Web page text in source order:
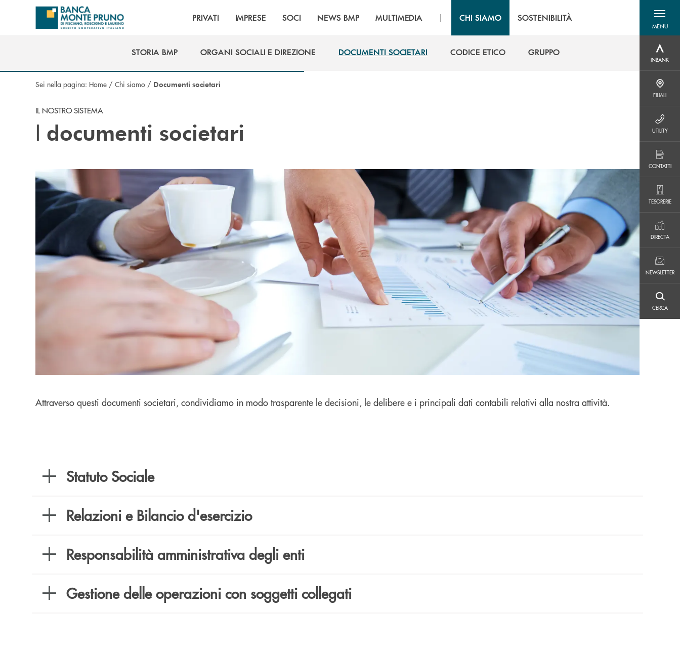
Salta al contenuto principale
PRIVATI IMPRESE SOCI NEWS BMP MULTIMEDIA | CHI SIAMO SOSTENIBILITÀ
MENU
menu
INBANK
FILIALI
UTILITY
CONTATTI
TESORERIE
TESORERIE
DIRECTA
DIRECTA
NEWSLETTER
NEWSLETTER
CERCA
CERCA
STORIA BMP
ORGANI SOCIALI E DIREZIONE
DOCUMENTI SOCIETARI
CODICE ETICO
GRUPPO
Sei nella pagina: Home / Chi siamo / Documenti societari
IL NOSTRO SISTEMA
I documenti societari
Attraverso questi documenti societari, condividiamo in modo trasparente le decisioni, le delibere e i principali dati contabili relativi alla nostra attività.
Statuto Sociale
Relazioni e Bilancio d'esercizio
Responsabilità amministrativa degli enti
Gestione delle operazioni con soggetti collegati